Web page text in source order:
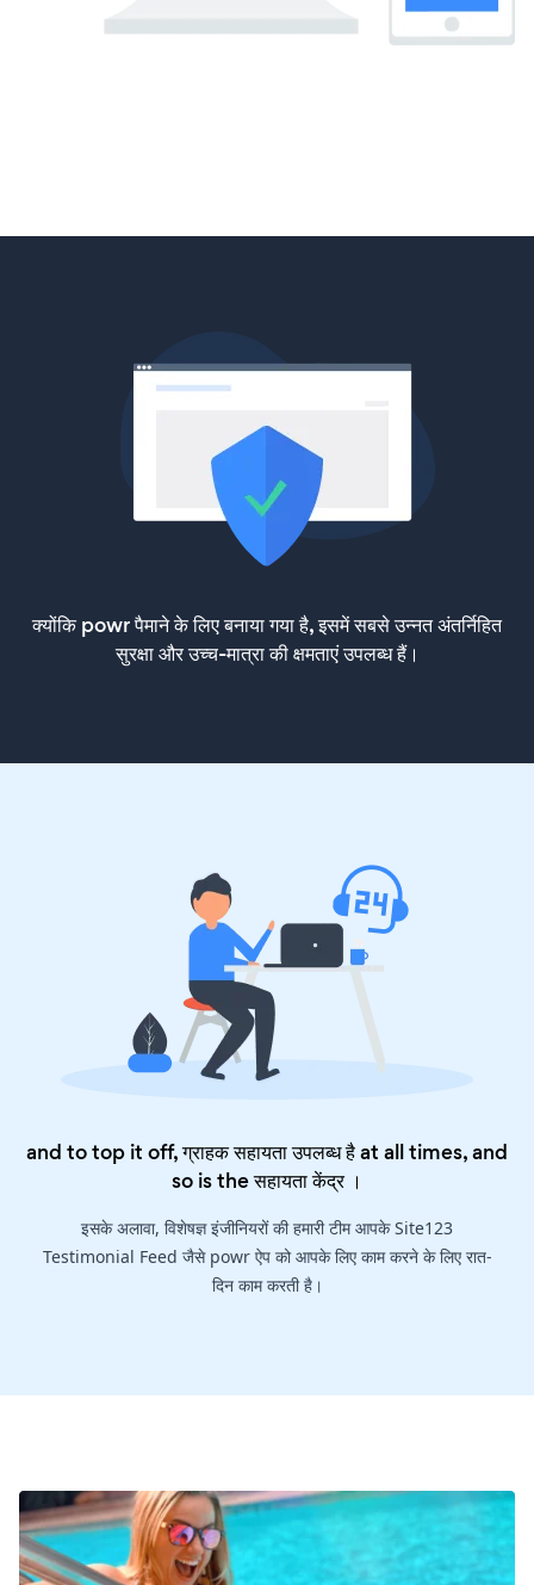
क्योंकि powr पैमाने के लिए बनाया गया है, इसमें सबसे उन्नत अंतर्निहित
सुरक्षा और उच्च-मात्रा की क्षमताएं उपलब्ध हैं।
and to top it off, ग्राहक सहायता उपलब्ध है at all times, and
so is theसहायता केंद्र।
इसके अलावा, विशेषज्ञ इंजीनियरों की हमारी टीम आपके Site123
Testimonial Feed जैसे powr ऐप को आपके लिए काम करने के लिए रात-
दिन काम करती है।